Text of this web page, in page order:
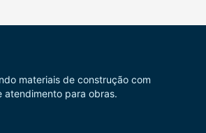
materiais de construção com
atendimento para obras.